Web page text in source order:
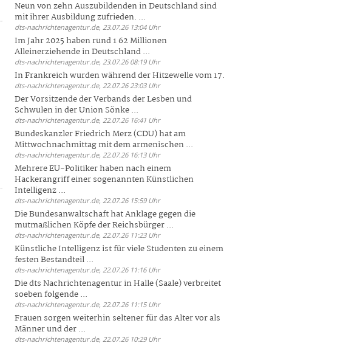
Neun von zehn Auszubildenden in Deutschland sind
mit ihrer Ausbildung zufrieden. ...
dts-nachrichtenagentur.de, 23.07.26 13:04 Uhr
Im Jahr 2025 haben rund 1 62 Millionen
Alleinerziehende in Deutschland ...
dts-nachrichtenagentur.de, 23.07.26 08:19 Uhr
In Frankreich wurden während der Hitzewelle vom 17.
dts-nachrichtenagentur.de, 22.07.26 23:03 Uhr
Der Vorsitzende der Verbands der Lesben und
Schwulen in der Union Sönke ...
dts-nachrichtenagentur.de, 22.07.26 16:41 Uhr
Bundeskanzler Friedrich Merz (CDU) hat am
Mittwochnachmittag mit dem armenischen ...
dts-nachrichtenagentur.de, 22.07.26 16:13 Uhr
Mehrere EU-Politiker haben nach einem
Hackerangriff einer sogenannten Künstlichen
Intelligenz ...
dts-nachrichtenagentur.de, 22.07.26 15:59 Uhr
Die Bundesanwaltschaft hat Anklage gegen die
mutmaßlichen Köpfe der Reichsbürger ...
dts-nachrichtenagentur.de, 22.07.26 11:23 Uhr
Künstliche Intelligenz ist für viele Studenten zu einem
festen Bestandteil ...
dts-nachrichtenagentur.de, 22.07.26 11:16 Uhr
Die dts Nachrichtenagentur in Halle (Saale) verbreitet
soeben folgende ...
dts-nachrichtenagentur.de, 22.07.26 11:15 Uhr
Frauen sorgen weiterhin seltener für das Alter vor als
Männer und der ...
dts-nachrichtenagentur.de, 22.07.26 10:29 Uhr